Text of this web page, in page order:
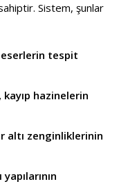
Sistem, şunlar
tespit
kayıp hazinelerin
altı zenginliklerinin